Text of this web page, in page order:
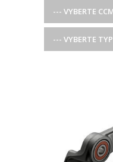
--- VYBERTE
--- VYBERTE